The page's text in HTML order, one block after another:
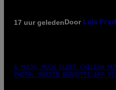
17 uur geledenDoor Luis
A MUCH, MUCH OLDER CHILEAN
PHOTO: MARTIN BERNETTI/AFP